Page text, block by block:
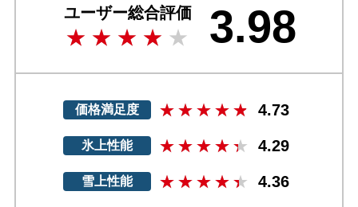
ユーザー総合評価 3.98
価格満足度 4.73
氷上性能 4.29
雪上性能 4.36